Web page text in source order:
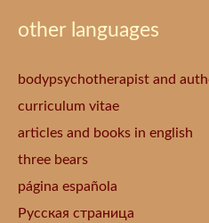
other languages
bodypsychotherapist and
curriculum vitae
articles and books in english
three bears
página española
Русская страница